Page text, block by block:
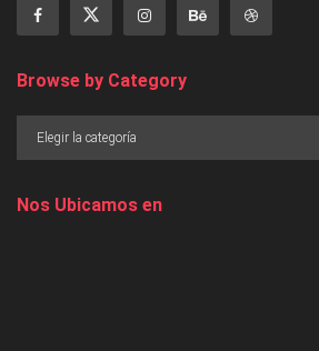
Browse by Category
Nos Ubicamos en